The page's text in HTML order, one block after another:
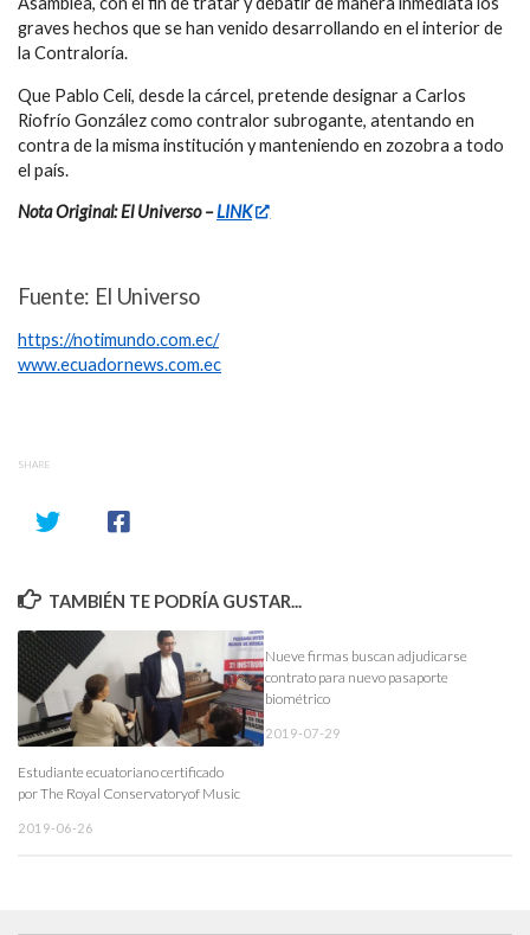
graves hechos que se han venido desarrollando en el interior de
la Contraloría.
Que Pablo Celi, desde la cárcel, pretende designar a Carlos
Riofrío González como contralor subrogante, atentando en
contra de la misma institución y manteniendo en zozobra a todo
el país.
Nota Original: El Universo –LINK
Fuente: El Universo
https://notimundo.com.ec/
www.ecuadornews.com.ec
SHARE
TAMBIÉN TE PODRÍA GUSTAR...
Estudiante ecuatoriano certificado
por The Royal Conservatoryof Music
2019-06-26
Nueve firmas buscan adjudicarse
contrato para nuevo pasaporte
biométrico
2019-07-29